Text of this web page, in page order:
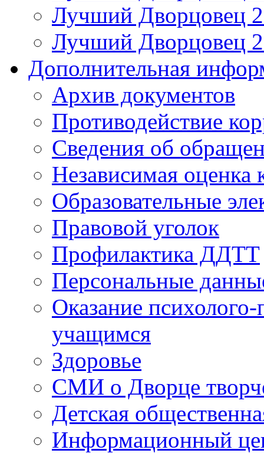
Лучший Дворцовец
Лучший Дворцовец
Дополнительная
Архив документов
Противодействие
Сведения об
Независимая оценка
Образовательные
Правовой уголок
Профилактика ДДТТ
Персональные
Оказание
учащимся
Здоровье
СМИ о Дворце
Детская
Информационный